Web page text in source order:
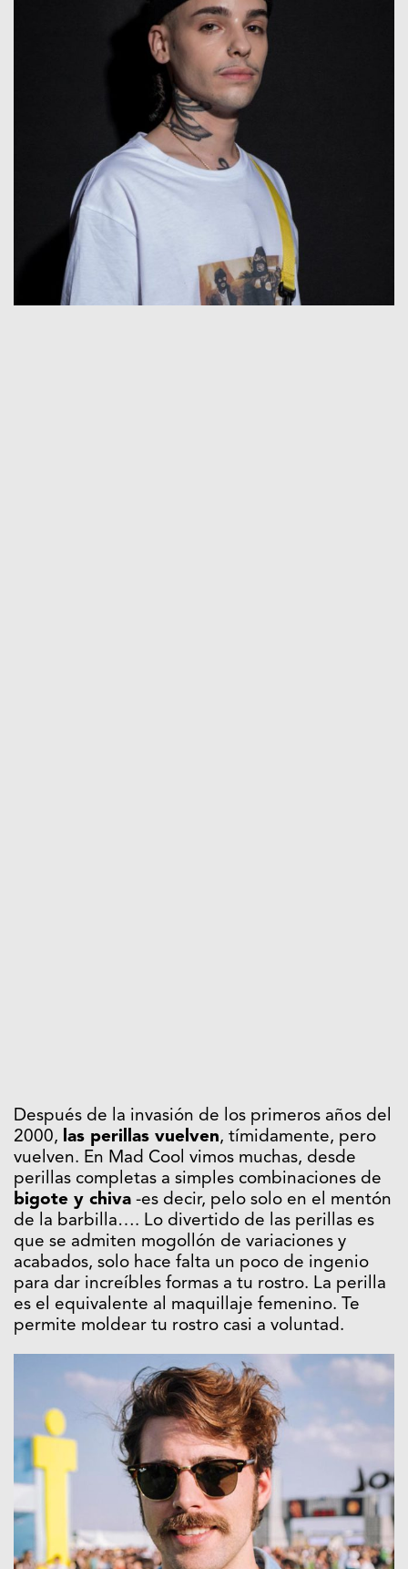
Después de la invasión de los primeros años del
2000, las perillas vuelven, tímidamente, pero
vuelven. En Mad Cool vimos muchas, desde
perillas completas a simples combinaciones de
bigote y chiva -es decir, pelo solo en el mentón
de la barbilla…. Lo divertido de las perillas es
que se admiten mogollón de variaciones y
acabados, solo hace falta un poco de ingenio
para dar increíbles formas a tu rostro. La perilla
es el equivalente al maquillaje femenino. Te
permite moldear tu rostro casi a voluntad.